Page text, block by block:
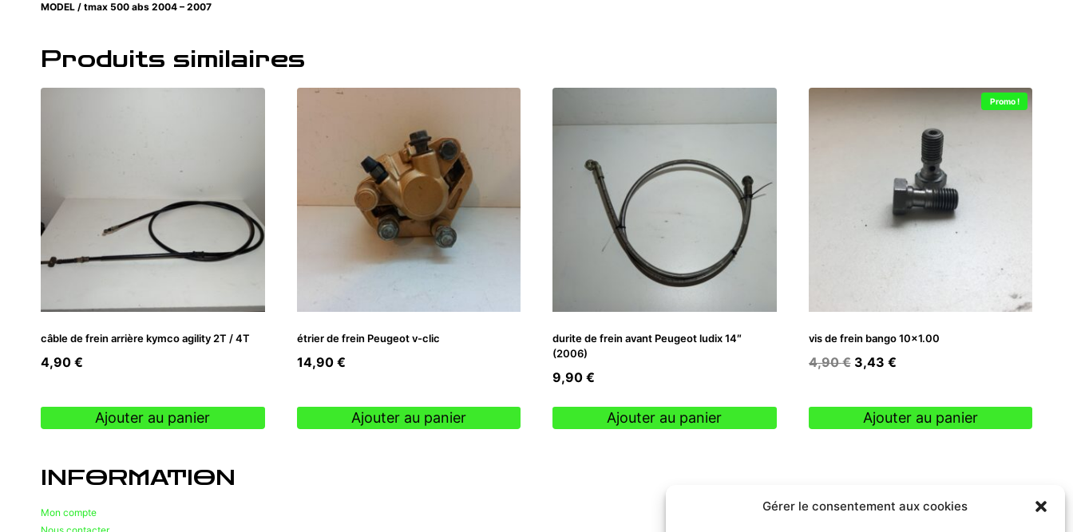
Gérer le consentement aux cookies
MODEL / tmax 500 abs 2004 – 2007
Produits similaires
câble de frein arrière kymco agility 2T / 4T
4,90 €
Ajouter au panier
étrier de frein Peugeot v-clic
14,90 €
Ajouter au panier
durite de frein avant Peugeot ludix 14″
(2006)
9,90 €
Ajouter au panier
Promo !
vis de frein bango 10×1.00
4,90€ Le
était :
3,43 €Le
est :
Ajouter au panier
INFORMATION
Mon compte